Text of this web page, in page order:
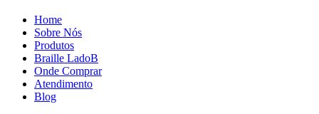
Home
Sobre Nós
Produtos
Braille LadoB
Onde Comprar
Atendimento
Blog